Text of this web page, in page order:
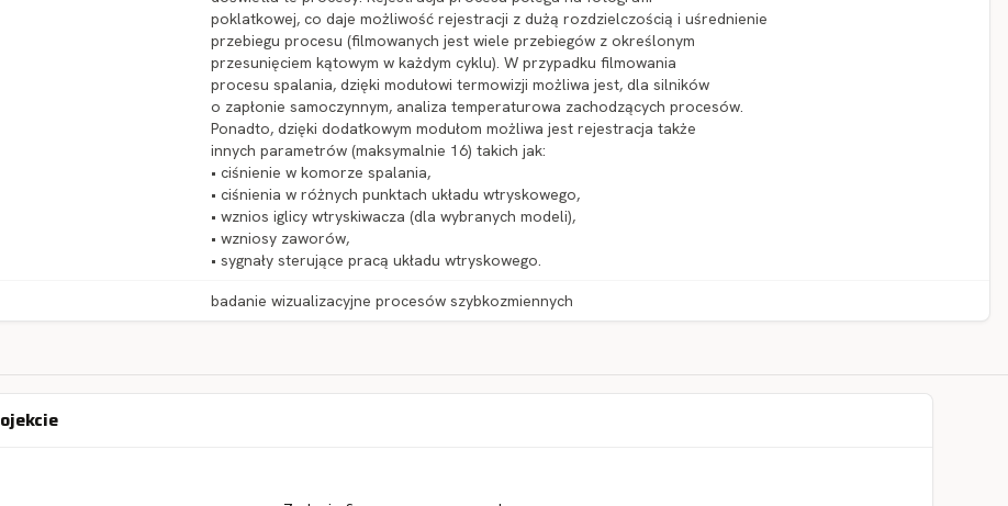
poklatkowej, co daje możliwość rejestracji z dużą rozdzielczością i uśrednienie
przebiegu procesu (filmowanych jest wiele przebiegów z określonym
przesunięciem kątowym w każdym cyklu). W przypadku filmowania
procesu spalania, dzięki modułowi termowizji możliwa jest, dla silników
o zapłonie samoczynnym, analiza temperaturowa zachodzących procesów.
Ponadto, dzięki dodatkowym modułom możliwa jest rejestracja także
innych parametrów (maksymalnie 16) takich jak:
• ciśnienie w komorze spalania,
• ciśnienia w różnych punktach układu wtryskowego,
• wznios iglicy wtryskiwacza (dla wybranych modeli),
• wzniosy zaworów,
• sygnały sterujące pracą układu wtryskowego.
badanie wizualizacyjne procesów szybkozmiennych